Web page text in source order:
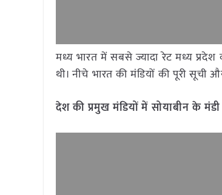
मध्य भारत में सबसे ज्यादा रेट मध्य
थी। नीचे भारत की मंडियों की पूरी
देश की प्रमुख मंडियों में सोयाबीन के